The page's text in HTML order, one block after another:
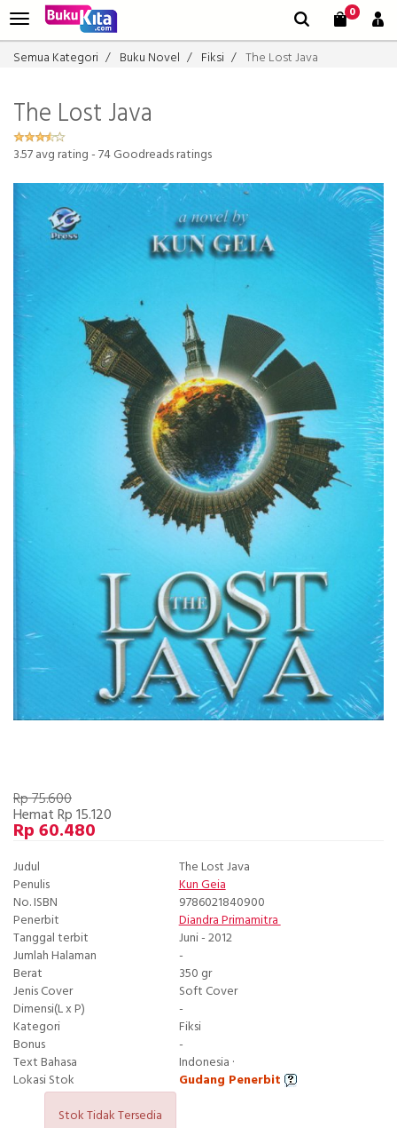
0
Semua Kategori Buku Novel Fiksi The Lost Java
The Lost Java
3.57avg rating -74Goodreads ratings
Rp 75.600
Hemat Rp 15.120
Rp 60.480
Judul
The Lost Java
Penulis
Kun Geia
No. ISBN
9786021840900
Penerbit
Diandra Primamitra
Tanggal terbit
Juni - 2012
Jumlah Halaman
-
Berat
350 gr
Jenis Cover
Soft Cover
Dimensi(L x P)
-
Kategori
Fiksi
Bonus
-
Text Bahasa
Indonesia ·
Lokasi Stok
Gudang Penerbit
Stok Tidak Tersedia